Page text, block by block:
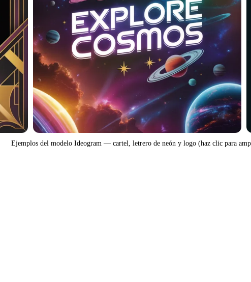
Ejemplos del modelo Ideogram — cartel, letrero de neón y logo (haz clic para